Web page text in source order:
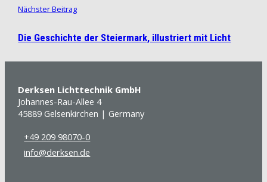
Nächster Beitrag
Die Geschichte der Steiermark, illustriert mit Licht
Derksen Lichttechnik GmbH
Johannes-Rau-Allee 4
45889 Gelsenkirchen | Germany
+49 209 98070-0
info@derksen.de